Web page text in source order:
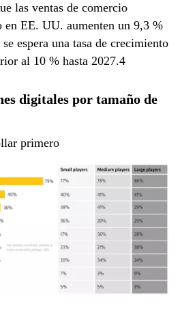
las ventas de comercio
en EE. UU. aumenten un 9,3 %
espera una tasa de crecimiento
al 10 % hasta 2027.4
digitales por tamaño de
primero